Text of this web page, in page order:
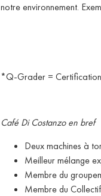
notre environnement.
*Q-Grader = Certification
Café Di Costanzo en bref
Deux machines à
Meilleur mélange
Membre du
Membre du